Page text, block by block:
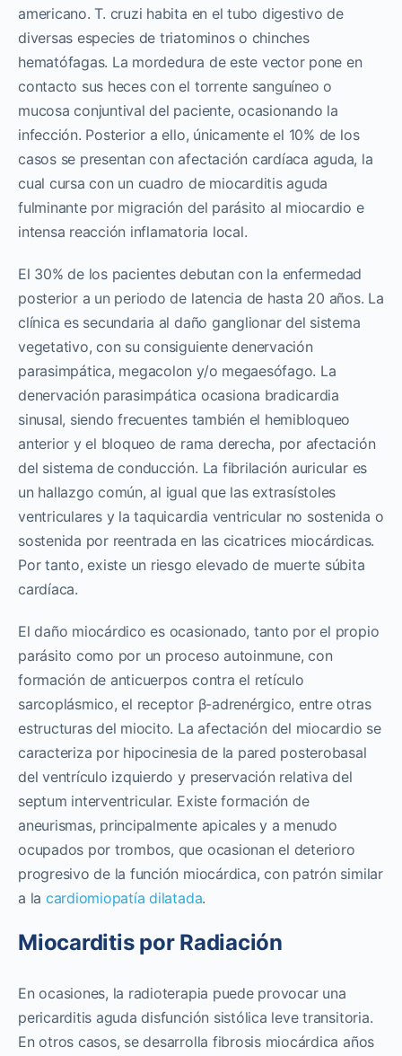
americano. T. cruzi habita en el tubo digestivo de
diversas especies de triatominos o chinches
hematófagas. La mordedura de este vector pone en
contacto sus heces con el torrente sanguíneo o
mucosa conjuntival del paciente, ocasionando la
infección. Posterior a ello, únicamente el 10% de los
casos se presentan con afectación cardíaca aguda, la
cual cursa con un cuadro de miocarditis aguda
fulminante por migración del parásito al miocardio e
intensa reacción inflamatoria local.
El 30% de los pacientes debutan con la enfermedad
posterior a un periodo de latencia de hasta 20 años. La
clínica es secundaria al daño ganglionar del sistema
vegetativo, con su consiguiente denervación
parasimpática, megacolon y/o megaesófago. La
denervación parasimpática ocasiona bradicardia
sinusal, siendo frecuentes también el hemibloqueo
anterior y el bloqueo de rama derecha, por afectación
del sistema de conducción. La fibrilación auricular es
un hallazgo común, al igual que las extrasístoles
ventriculares y la taquicardia ventricular no sostenida o
sostenida por reentrada en las cicatrices miocárdicas.
Por tanto, existe un riesgo elevado de muerte súbita
cardíaca.
El daño miocárdico es ocasionado, tanto por el propio
parásito como por un proceso autoinmune, con
formación de anticuerpos contra el retículo
sarcoplásmico, el receptor β-adrenérgico, entre otras
estructuras del miocito. La afectación del miocardio se
caracteriza por hipocinesia de la pared posterobasal
del ventrículo izquierdo y preservación relativa del
septum interventricular. Existe formación de
aneurismas, principalmente apicales y a menudo
ocupados por trombos, que ocasionan el deterioro
progresivo de la función miocárdica, con patrón similar
a la cardiomiopatía dilatada.
Miocarditis por Radiación
En ocasiones, la radioterapia puede provocar una
pericarditis aguda disfunción sistólica leve transitoria.
En otros casos, se desarrolla fibrosis miocárdica años